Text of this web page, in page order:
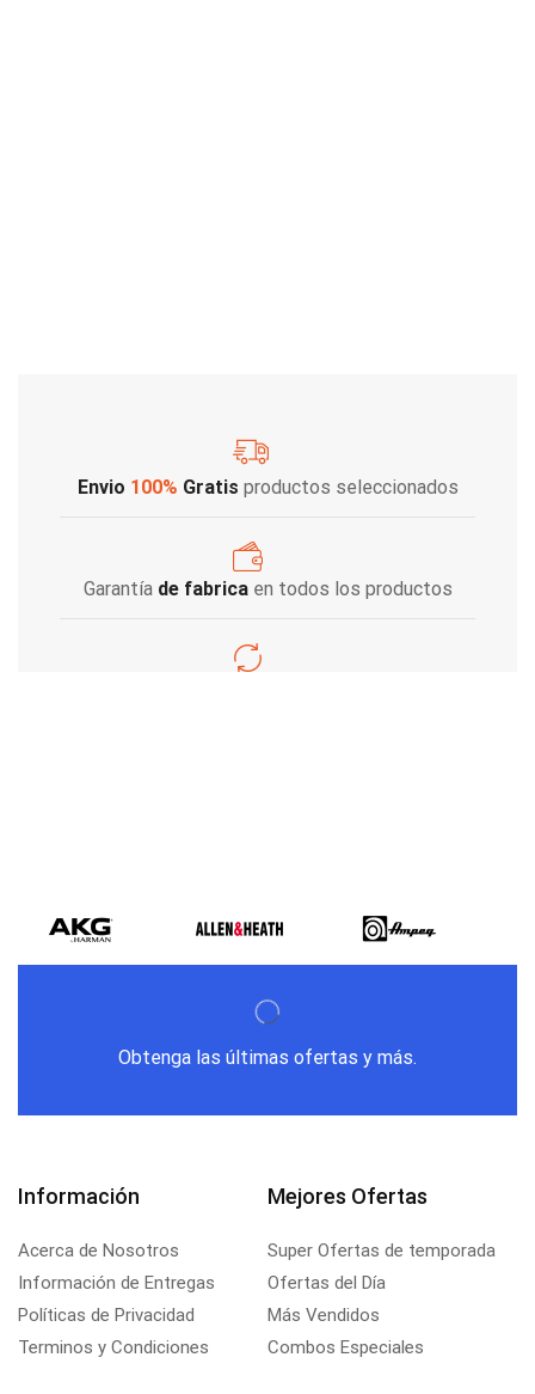
Envio 100% Gratis productos seleccionados
Garantía de fabricaen todos los productos
Obtenga las últimas ofertas y más.
Información
Acerca de Nosotros
Información de Entregas
Políticas de Privacidad
Terminos y Condiciones
Mejores Ofertas
Super Ofertas de temporada
Ofertas del Día
Más Vendidos
Combos Especiales